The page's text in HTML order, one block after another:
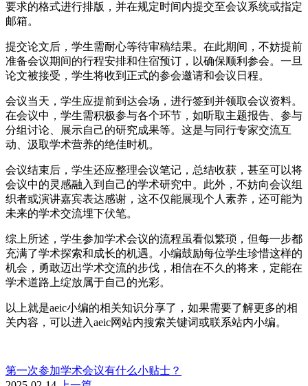
要求的格式进行排版，并在规定时间内提交至会议系统或指定
邮箱。
提交论文后，学生需耐心等待审稿结果。在此期间，不妨提前
准备会议期间的行程安排和住宿预订，以确保顺利参会。一旦
论文被接受，学生将收到正式的参会邀请和会议日程。
会议当天，学生应提前到达会场，进行签到并领取会议资料。
在会议中，学生需积极参与各个环节，如听取主题报告、参与
分组讨论、展示自己的研究成果等。这是与同行专家交流互
动、汲取学术营养的绝佳时机。
会议结束后，学生还应整理会议笔记，总结收获，甚至可以将
会议中的灵感融入到自己的学术研究中。此外，不妨向会议组
织者或演讲嘉宾表达感谢，这不仅能展现个人素养，还可能为
未来的学术交流埋下伏笔。
综上所述，学生参加学术会议的流程虽看似繁琐，但每一步都
充满了学术探索和成长的机遇。小编鼓励每位学生珍惜这样的
机会，勇敢迈出学术交流的步伐，相信在不久的将来，定能在
学术道路上绽放属于自己的光彩。
以上就是aeic小编的相关知识分享了，如果需要了解更多的相
关内容，可以进入aeic网站内搜索关键词或联系站内小编。
第一次参加学术会议有什么小贴士？